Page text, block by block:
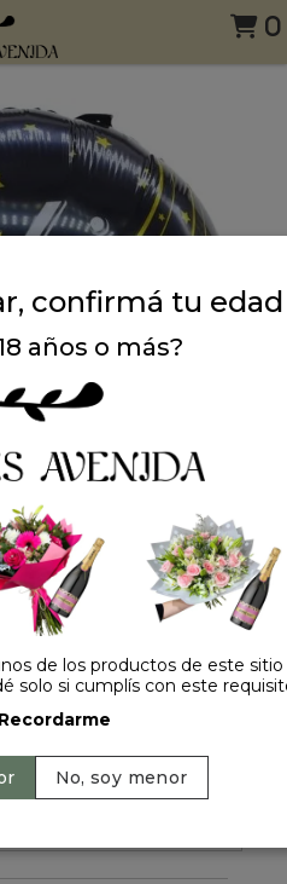
0
opinión
confirmá tu edad
años o más?
de los productos de este
solo si cumplís con este
Recordarme